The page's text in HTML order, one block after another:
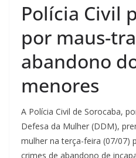
Polícia Civil
por maus-
abandono
menores
A Polícia Civil de Sorocaba,
Defesa da Mulher (DDM),
mulher na terça-feira (07/07)
crimes de abandono de